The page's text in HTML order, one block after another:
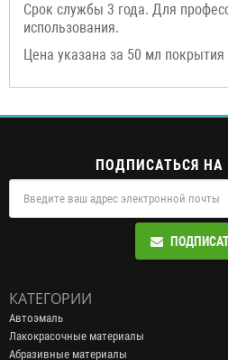
Срок службы 3 года. Для
использования.
Цена указана за 50 мл покрытия
ПОДПИСАТЬСЯ
КАТЕГОРИИ
Автоэмаль
Лакокрасочные материалы
Абразивные материалы